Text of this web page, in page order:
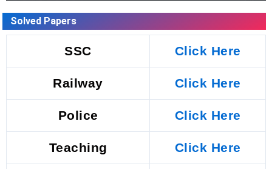
Solved Papers
SSC Click Here
Railway Click Here
Police Click Here
Teaching Click Here